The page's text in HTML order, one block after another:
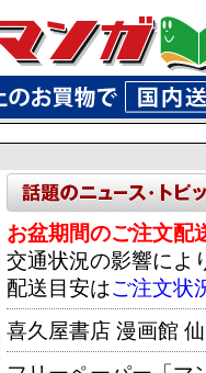
お盆期間のご注文配
交通状況の影響によ
配送目安はご注文状
喜久屋書店 漫画館